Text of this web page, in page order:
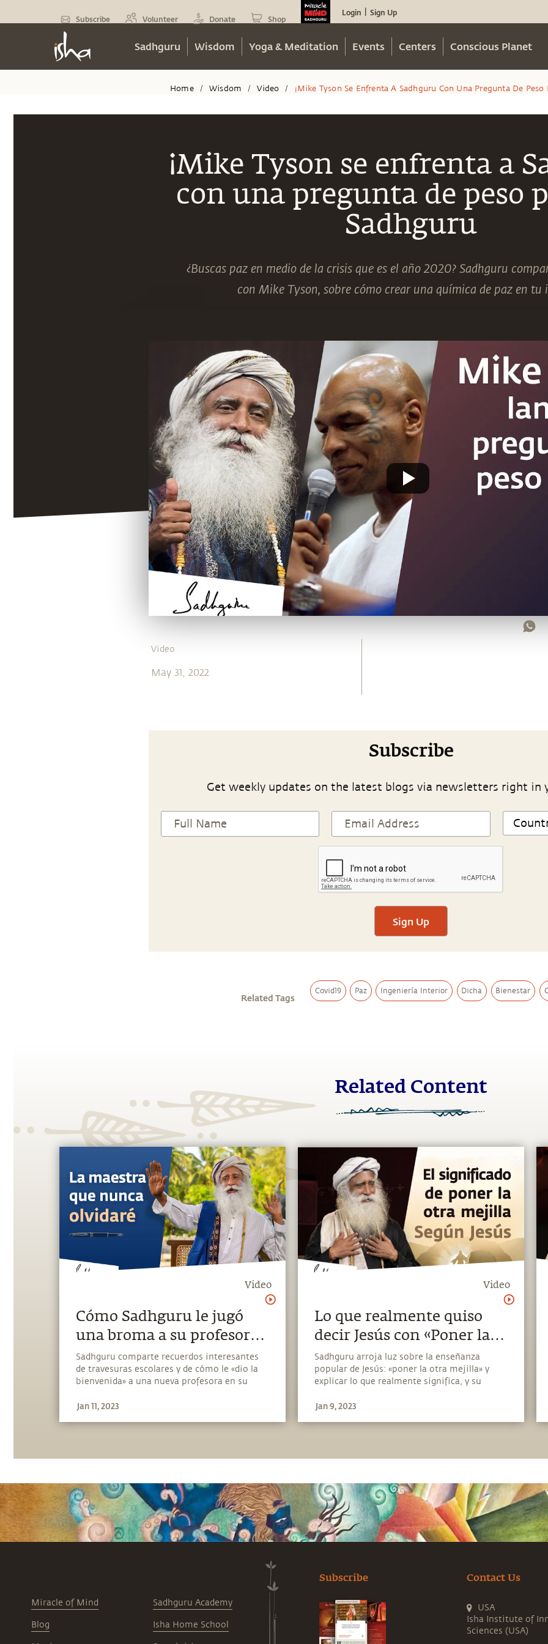
Subscribe Volunteer Donate Shop
Login Sign Up
Sadhguru Wisdom Yoga & Meditation Events Centers Conscious Planet
Home / Wisdom / Video / ¡mike Tyson Se Enfrenta A Sadhguru Con Una Pregunta De Peso
¡Mike Tyson se enfrenta a
con una pregunta de peso
Sadhguru
¿Buscas paz en medio de la crisis que es el año 2020? Sadhguru
con Mike Tyson, sobre cómo crear una química de paz en tu
Video
May 31, 2022
Subscribe
Get weekly updates on the latest blogs via newsletters right in
Sign Up
Related Tags
Covid19 Paz Ingeniería Interior Dicha Bienestar
Related Content
Video
Cómo Sadhguru le jugó
una broma a su profesora
en la escuela | Sadhguru
Español
Sadhguru comparte recuerdos interesantes
de travesuras escolares y de cómo le «dio la
bienvenida» a una nueva profesora en su
Jan 11, 2023
Video
Lo que realmente quiso
decir Jesús con «Poner la
otra mejilla» | Sadhguru
Español
Sadhguru arroja luz sobre la enseñanza
popular de Jesús: «poner la otra mejilla» y
explicar lo que realmente significa, y su
Jan 9, 2023
Miracle of Mind
Blog
Sadhguru Academy
Isha Home School
Subscribe Contact Us
USA
Isha Institute of
Sciences (USA)